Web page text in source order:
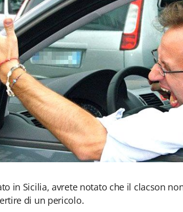
in Sicilia, avrete notato che il clacson
di un pericolo.